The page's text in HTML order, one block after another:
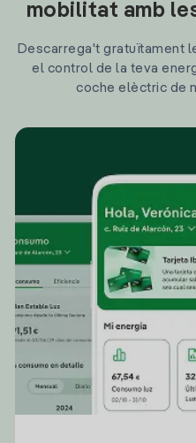
mobilitat amb
Descarrega't gratuïtament
el control de la teva
coche elèctric de